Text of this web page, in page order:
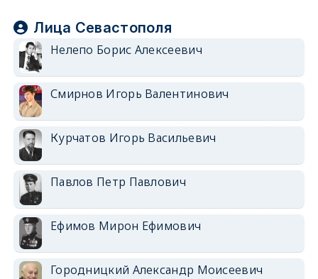
Лица Севастополя
Нелепо Борис Алексеевич
Смирнов Игорь Валентинович
Курчатов Игорь Васильевич
Павлов Петр Павлович
Ефимов Мирон Ефимович
Городницкий Александр Моисеевич